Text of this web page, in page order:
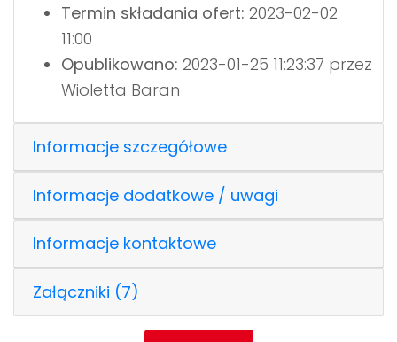
Termin składania ofert: 2023-02-02
11:00
Opublikowano: 2023-01-25 11:23:37 przez
Wioletta Baran
Informacje szczegółowe
Informacje dodatkowe / uwagi
Informacje kontaktowe
Załączniki (7)